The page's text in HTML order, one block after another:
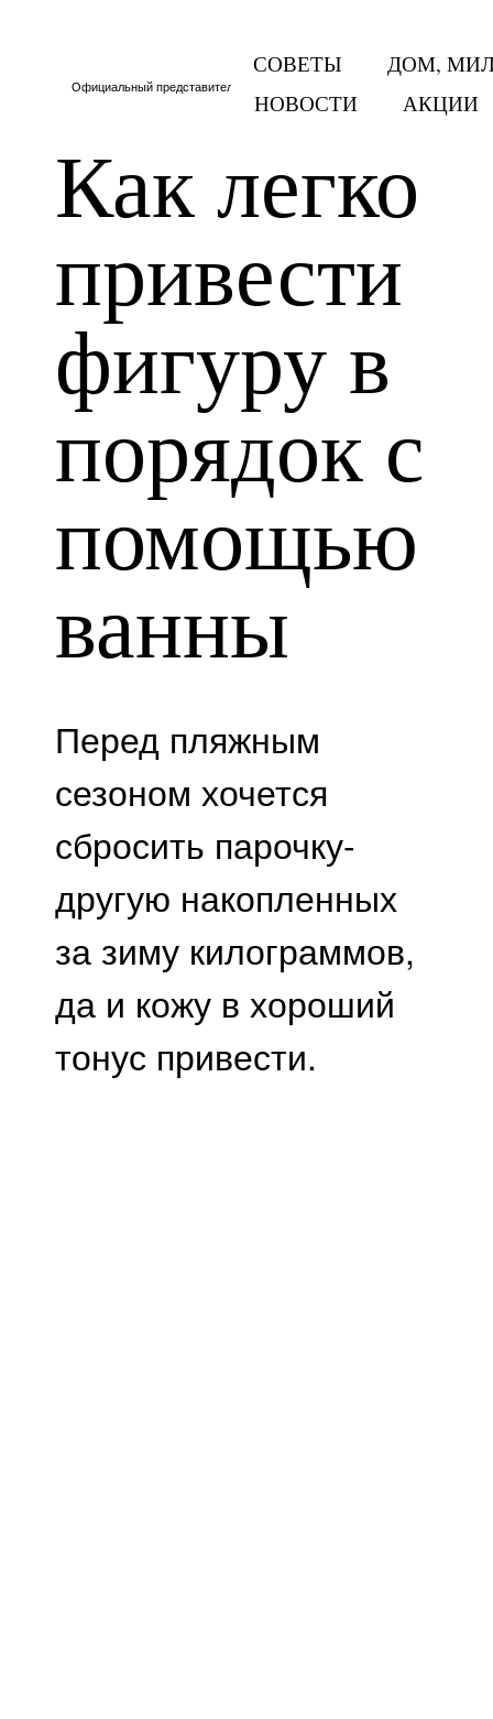
Официальный представитель Тритон в Москве и МО
СОВЕТЫ
ДОМ,
НОВОСТИ
АКЦИИ
Как легко
привести
фигуру в
порядок с
помощью
ванны
Перед пляжным
сезоном хочется
сбросить парочку-
другую накопленных
за зиму килограммов,
да и кожу в хороший
тонус привести.